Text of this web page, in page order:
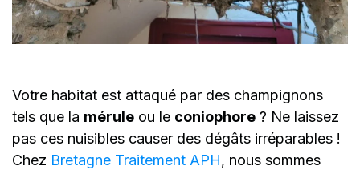
Votre habitat est attaqué par des champignons
tels que la mérule ou le coniophore ? Ne laissez
pas ces nuisibles causer des dégâts irréparables !
Chez Bretagne Traitement APH, nous sommes